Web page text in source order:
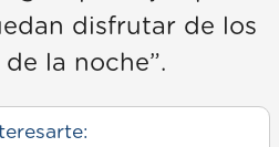
disfrutar de los
la noche”.